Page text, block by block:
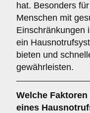
hat. Besonders
Menschen mit
Einschränkungen
ein
bieten und
gewährleisten.
Welche
eines